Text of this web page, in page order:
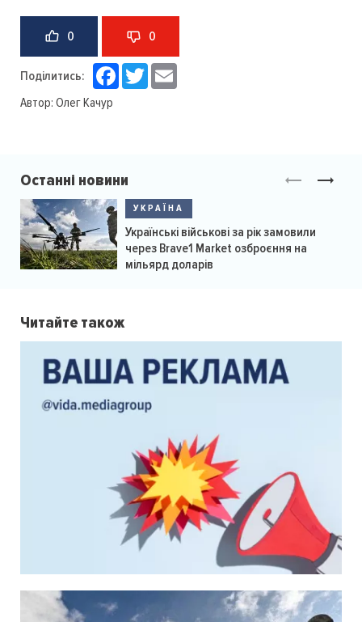
0 0
Поділитись: Facebook
Twitter
Автор: Олег Качур
Останні новини
УКРАЇНА
Українські військові за рік замовили
через Brave1 Market озброєння на
мільярд доларів
Читайте також